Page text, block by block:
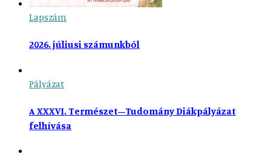
Lapszám
2026. júliusi számunkból
Pályázat
A XXXVI. Természet–Tudomány Diákpályázat
felhívása